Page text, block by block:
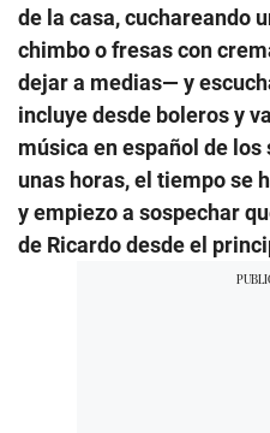
de la casa, cuchareando
chimbo o fresas con
dejar a medias— y
incluye desde boleros y
música en español de
unas horas, el tiempo se
y empiezo a sospechar
de Ricardo desde el